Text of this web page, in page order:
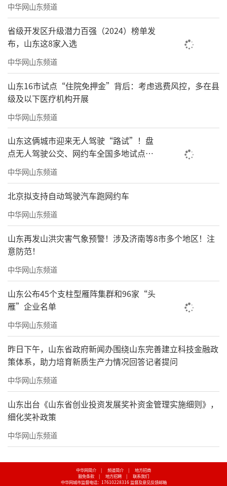
中华网山东频道
省级开发区升级潜力百强（2024）榜单发
布，山东这8家入选
中华网山东频道
山东16市试点“住院免押金”背后：考虑逃费风控，多在县
级及以下医疗机构开展
中华网山东频道
山东这俩城市迎来无人驾驶“路试”！盘
点无人驾驶公交、网约车全国多地试点之
路
中华网山东频道
北京拟支持自动驾驶汽车跑网约车
中华网山东频道
山东再发山洪灾害气象预警！涉及济南等8市多个地区！注
意防范！
中华网山东频道
山东公布45个支柱型雁阵集群和96家“头
雁”企业名单
中华网山东频道
昨日下午，山东省政府新闻办围绕山东完善建立科技金融政
策体系，助力培育新质生产力情况回答记者提问
中华网山东频道
山东出台《山东省创业投资发展奖补资金管理实施细则》，
细化奖补政策
中华网山东频道
中华网简介 | 频道简介 |
地方招商
豁免条款
| 地方招聘 |
联系我们
中华网城市监督电话：17610228316 监督及意见反馈邮箱